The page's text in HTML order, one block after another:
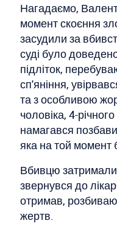
Нагадаємо,
момент скоєння
засудили за
суді було
підліток,
сп'яніння,
та з особливою
чоловіка, 4-
намагався
яка на той момент
Вбивцю затримали
звернувся до
отримав,
жертв.